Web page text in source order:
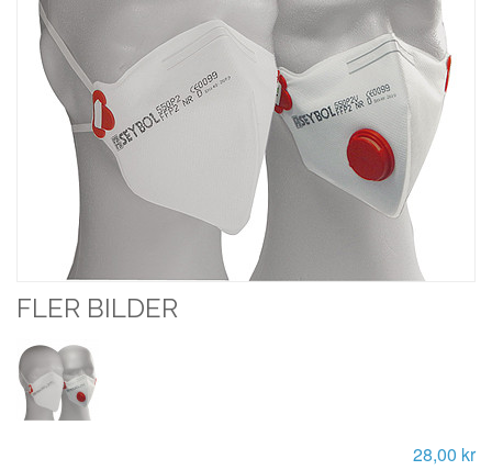
FLER BILDER
28,00 kr